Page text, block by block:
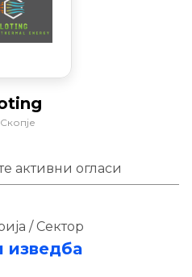
Скопје
активни огласи
/ Сектор
изведба